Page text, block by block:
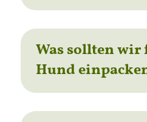
Was sollten wir
Hund